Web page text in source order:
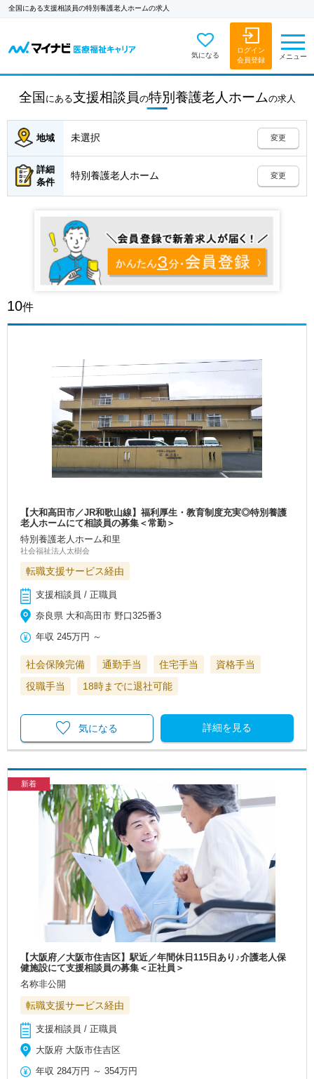
全国にある支援相談員の特別養護老人ホームの求人
気になる
ログイン
会員登録
メニュー
全国 にある支援相談員の特別養護老人ホームの求人
地域 未選択 変更
詳細
条件
特別養護老人ホーム 変更
10件
【大和高田市／JR和歌山線】福利厚生・教育制度充実◎特別養護
老人ホームにて相談員の募集＜常勤＞
特別養護老人ホーム和里
社会福祉法人太樹会
転職支援サービス経由
支援相談員 / 正職員
奈良県 大和高田市 野口325番3
年収 245万円 ～
社会保険完備 通勤手当 住宅手当
資格手当
役職手当
18時までに退社可能
詳細を見る
気になる
新着
【大阪府／大阪市住吉区】駅近／年間休日115日あり♪介護老人保
健施設にて支援相談員の募集＜正社員＞
名称非公開
転職支援サービス経由
支援相談員 / 正職員
大阪府 大阪市住吉区
年収 284万円 ～354万円